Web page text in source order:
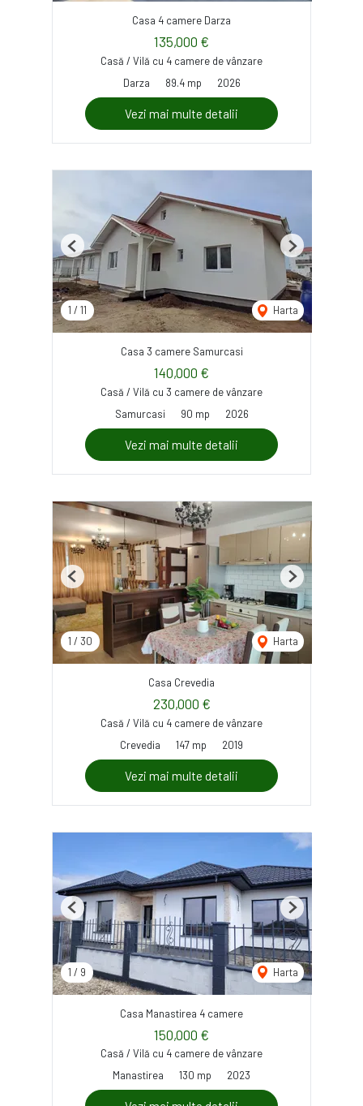
Casa 4 camere Darza
135,000 €
Casă / Vilă cu 4 camere de vânzare
Darza
89.4 mp 2026
Vezi mai multe detalii
1 / 11 Harta
Previous Next
Casa 3 camere Samurcasi
140,000 €
Casă / Vilă cu 3 camere de vânzare
Samurcasi
90 mp 2026
Vezi mai multe detalii
1 / 30 Harta
Previous Next
Casa Crevedia
230,000 €
Casă / Vilă cu 4 camere de vânzare
Crevedia
147 mp 2019
Vezi mai multe detalii
1 / 9 Harta
Previous Next
Casa Manastirea 4 camere
150,000 €
Casă / Vilă cu 4 camere de vânzare
Manastirea
130 mp 2023